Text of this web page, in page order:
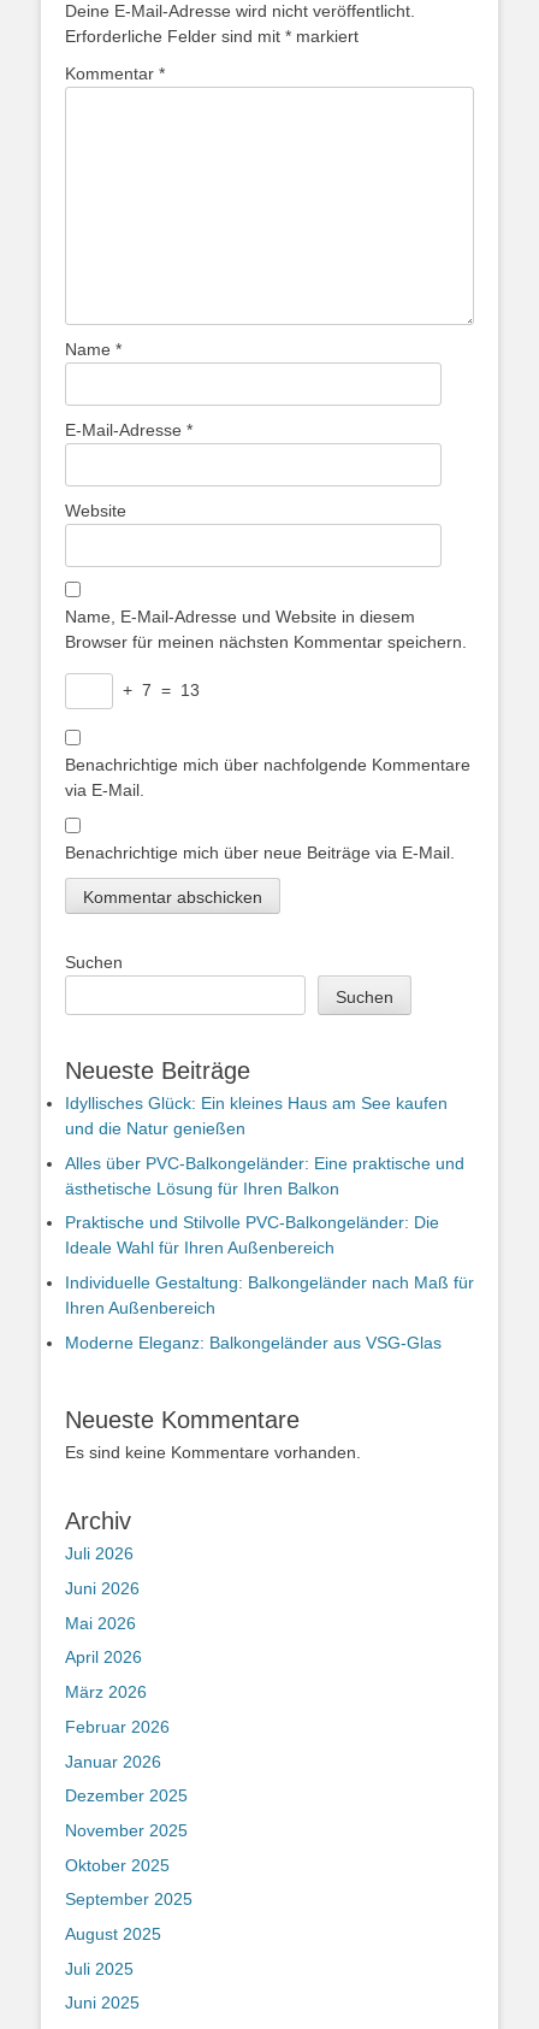
Deine E-Mail-Adresse wird nicht veröffentlicht.
Erforderliche Felder sind mit * markiert
Kommentar *
Name *
E-Mail-Adresse *
Website
Name, E-Mail-Adresse und Website in diesem
Browser für meinen nächsten Kommentar speichern.
+ 7 = 13
Benachrichtige mich über nachfolgende Kommentare
via E-Mail.
Benachrichtige mich über neue Beiträge via E-Mail.
Suchen
Suchen
Neueste Beiträge
Idyllisches Glück: Ein kleines Haus am See kaufen
und die Natur genießen
Alles über PVC-Balkongeländer: Eine praktische und
ästhetische Lösung für Ihren Balkon
Praktische und Stilvolle PVC-Balkongeländer: Die
Ideale Wahl für Ihren Außenbereich
Individuelle Gestaltung: Balkongeländer nach Maß für
Ihren Außenbereich
Moderne Eleganz: Balkongeländer aus VSG-Glas
Neueste Kommentare
Es sind keine Kommentare vorhanden.
Archiv
Juli 2026
Juni 2026
Mai 2026
April 2026
März 2026
Februar 2026
Januar 2026
Dezember 2025
November 2025
Oktober 2025
September 2025
August 2025
Juli 2025
Juni 2025